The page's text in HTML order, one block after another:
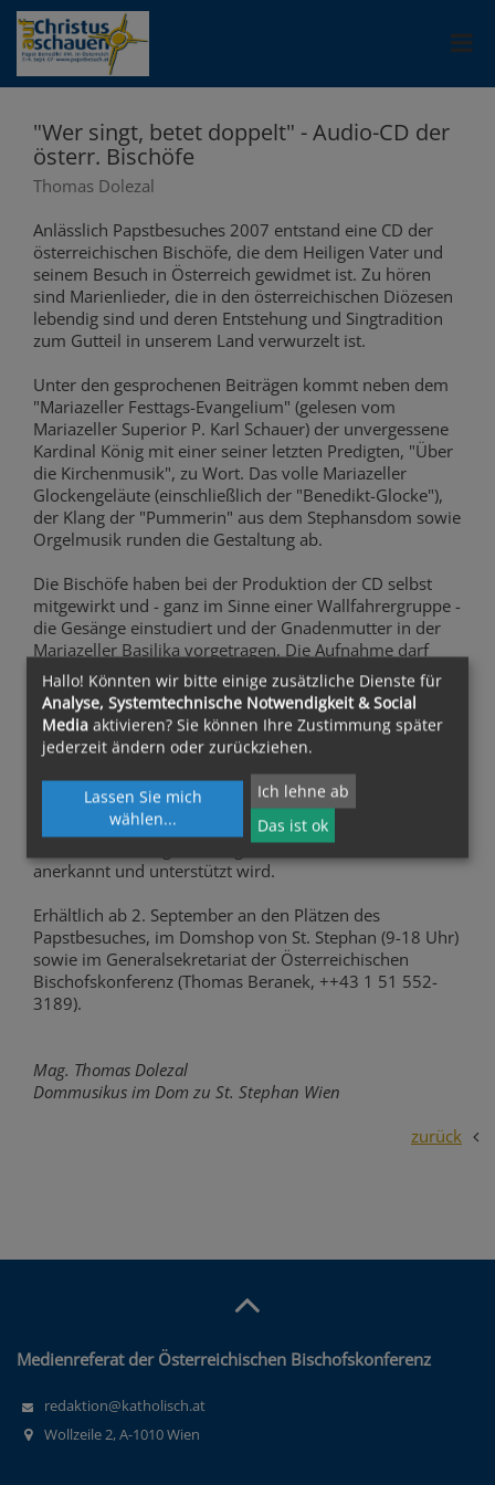
"Wer singt, betet doppelt" - Audio-CD der
österr. Bischöfe
Thomas Dolezal
Anlässlich Papstbesuches 2007 entstand eine CD der
österreichischen Bischöfe, die dem Heiligen Vater und
seinem Besuch in Österreich gewidmet ist. Zu hören
sind Marienlieder, die in den österreichischen Diözesen
lebendig sind und deren Entstehung und Singtradition
zum Gutteil in unserem Land verwurzelt ist.
Unter den gesprochenen Beiträgen kommt neben dem
"Mariazeller Festtags-Evangelium" (gelesen vom
Mariazeller Superior P. Karl Schauer) der unvergessene
Kardinal König mit einer seiner letzten Predigten, "Über
die Kirchenmusik", zu Wort. Das volle Mariazeller
Glockengeläute (einschließlich der "Benedikt-Glocke"),
der Klang der "Pummerin" aus dem Stephansdom sowie
Orgelmusik runden die Gestaltung ab.
Die Bischöfe haben bei der Produktion der CD selbst
mitgewirkt und - ganz im Sinne einer Wallfahrergruppe -
die Gesänge einstudiert und der Gnadenmutter in der
Mariazeller Basilika vorgetragen. Die Aufnahme darf
wohl als erstmalige Dokumentation eines "Bischofs-
Chores" bezeichnet werden.
Neben der Intention der Pilgergabe soll die CD mit
ihrem Spendenerlös (10 Euro) aber auch einem ganz
bestimmten karitativen Projekt zugute kommen: der
Hospiz-Bewegung zur würdigen Sterbebegleitung, deren
Errichtung und Wirksamkeit von christlich orientierten
wie auch von religiös weniger berührten Menschen
anerkannt und unterstützt wird.
Erhältlich ab 2. September an den Plätzen des
Papstbesuches, im Domshop von St. Stephan (9-18 Uhr)
sowie im Generalsekretariat der Österreichischen
Bischofskonferenz (Thomas Beranek, ++43 1 51 552-
3189).
Mag. Thomas Dolezal
Dommusikus im Dom zu St. Stephan Wien
zurück
Medienreferat der Österreichischen Bischofskonferenz
redaktion@katholisch.at
Wollzeile 2, A-1010 Wien
Hallo! Könnten wir bitte einige zusätzliche Dienste für
Analyse, Systemtechnische Notwendigkeit & Social
Media aktivieren? Sie können Ihre Zustimmung später
jederzeit ändern oder zurückziehen.
Lassen Sie mich
wählen...
Ich lehne ab
Das ist ok